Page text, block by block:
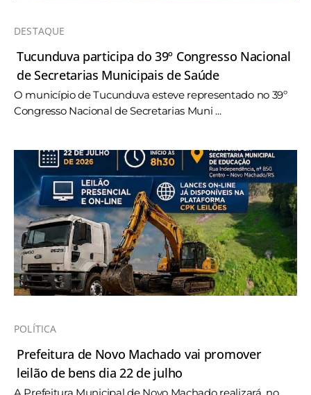
DESTAQUE
Tucunduva participa do 39º Congresso Nacional
de Secretarias Municipais de Saúde
O município de Tucunduva esteve representado no 39º
Congresso Nacional de Secretarias Muni ...
POLÍTICA
Prefeitura de Novo Machado vai promover
leilão de bens dia 22 de julho